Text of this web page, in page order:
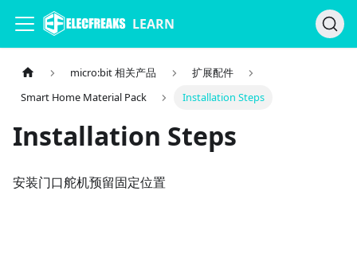
LEARN
micro:bit 相关产品
扩展配件
Smart Home Material Pack
Installation Steps
Installation Steps
安装门口舵机预留固定位置